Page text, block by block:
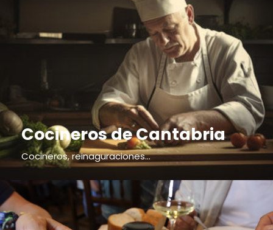
Cocineros de Cantabria
Cocineros, reinaguraciones...